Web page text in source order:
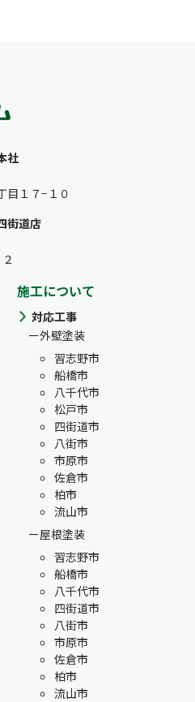
社
目１７−１０
街道店
施工について
対応工事
外壁塗装
習志野市
船橋市
八千代市
松戸市
四街道市
八街市
市原市
佐倉市
柏市
流山市
屋根塗装
習志野市
船橋市
八千代市
四街道市
八街市
市原市
佐倉市
柏市
流山市